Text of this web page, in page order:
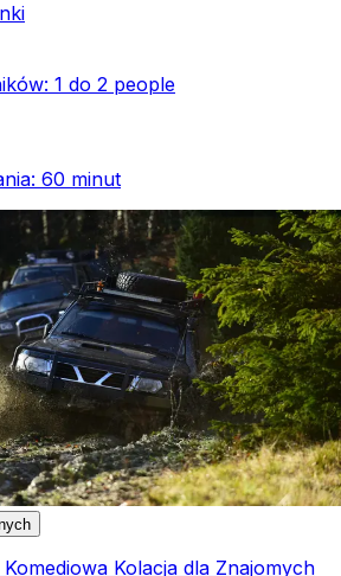
1 do 2 people
: 60 minut
Kolacja dla Znajomych